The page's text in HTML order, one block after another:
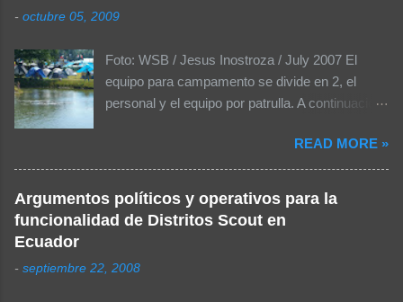
a
i
o
s
- octubre 05, 2009
Foto: WSB / Jesus Inostroza / July 2007 El
equipo para campamento se divide en 2, el
personal y el equipo por patrulla. A continuación
importantes que se debería considerar dentro
del equipo personal para llevarlas a un
campamento: El equipo personal para
campamentos: MOCHILA Sleeping o 2-3
impermeable Gorra o sombrero Dentro de la
READ MORE »
Argumentos políticos y operativos para la
funcionalidad de Distritos Scout en
Ecuador
- septiembre 22, 2008